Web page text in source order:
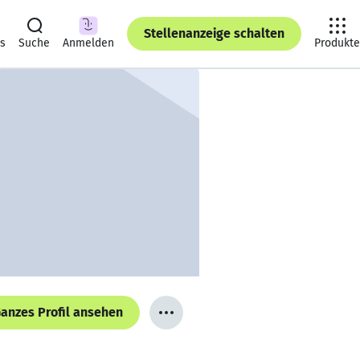
Suche Anmelden
Stellenanzeige schalten
Produkte
Profil ansehen